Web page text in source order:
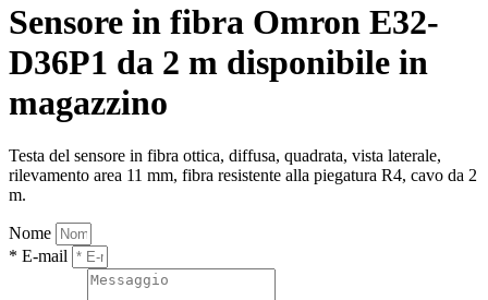
Sensore in fibra Omron E32-
D36P1 da 2 m disponibile in
magazzino
Testa del sensore in fibra ottica, diffusa, quadrata, vista laterale,
rilevamento area 11 mm, fibra resistente alla piegatura R4, cavo da 2
m.
Nome
* E-mail